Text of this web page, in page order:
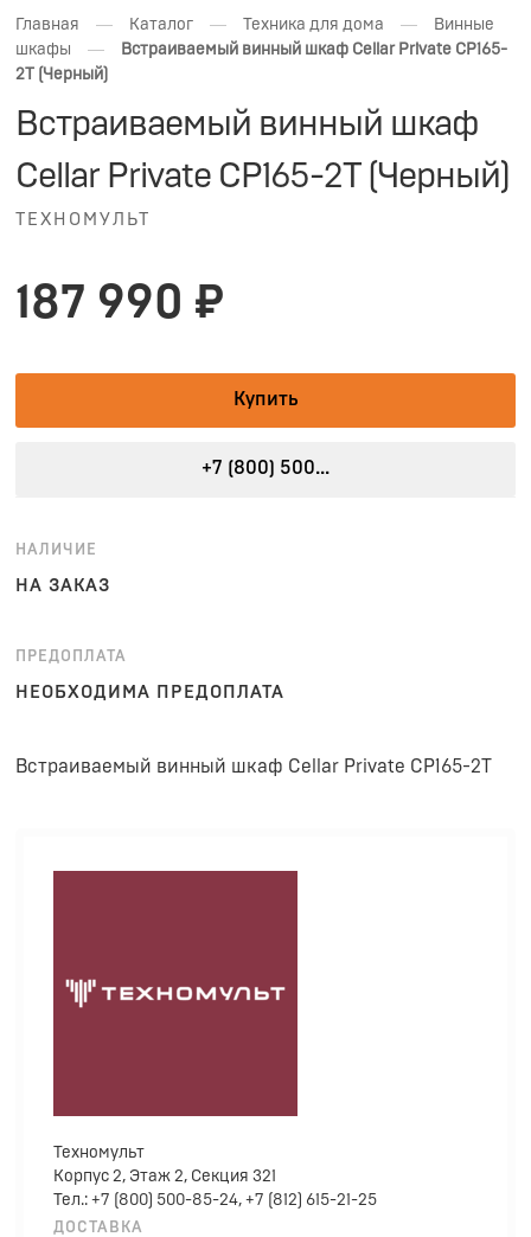
Главная — Каталог — Техника для дома —
Винные
шкафы
—
Встраиваемый винный шкаф Cellar Private CP165-
2T (Черный)
Встраиваемый винный шкаф
Cellar Private CP165-2T (Черный)
ТЕХНОМУЛЬТ
187 990 ₽
Купить
+7 (800) 500...
НАЛИЧИЕ
НА ЗАКАЗ
ПРЕДОПЛАТА
НЕОБХОДИМА ПРЕДОПЛАТА
Встраиваемый винный шкаф Cellar Private CP165-2T
Техномульт
Корпус 2, Этаж 2, Секция 321
Тел.: +7 (800) 500-85-24, +7 (812) 615-21-25
ДОСТАВКА